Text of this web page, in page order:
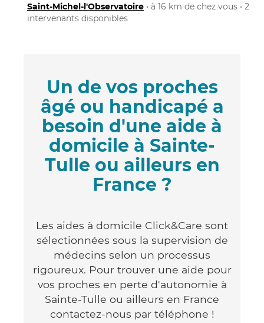
Saint-Michel-l'Observatoire • à 16 km de chez vous • 2
intervenants disponibles
Un de vos proches
âgé ou handicapé a
besoin d'une aide à
domicile à Sainte-
Tulle ou ailleurs en
France ?
Les aides à domicile Click&Care sont
sélectionnées sous la supervision de
médecins selon un processus
rigoureux. Pour trouver une aide pour
vos proches en perte d'autonomie à
Sainte-Tulle ou ailleurs en France
contactez-nous par téléphone !